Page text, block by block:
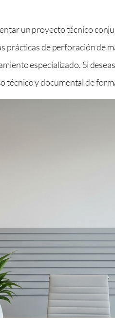
un proyecto técnico
prácticas de perforación de
especializado. Si
técnico y documental de